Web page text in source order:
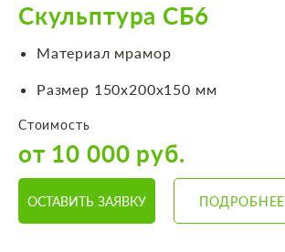
Скульптура СБ6
Материал мрамор
Размер 150х200х150 мм
Стоимость
от 10 000 руб.
ОСТАВИТЬ ЗАЯВКУ ПОДРОБНЕЕ